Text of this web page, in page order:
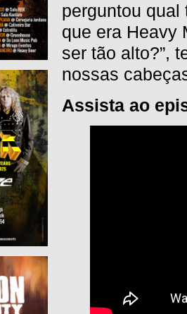
perguntou
que era Heavy
ser tão alto?”,
nossas
Assista ao